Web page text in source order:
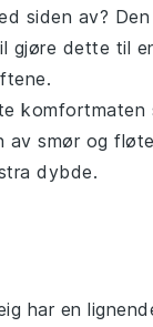
siden av?
gjøre dette til
komfortmaten
av smør og fløte
dybde.
har en